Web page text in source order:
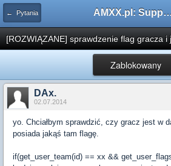
← Pytania AMXX.pl: Support AMX Mod
[ROZWIĄZANE] sprawdzenie flag gracza i
Zablokowany
DAx.
02.07.2014
yo. Chciałbym sprawdzić, czy gracz jest w
posiada jakąś tam flagę.
if(get_user_team(id) == xx &&